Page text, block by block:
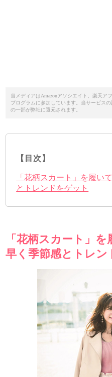
当メディアはAmazonアソシエイト、楽天ア
プログラムに参加しています。当サービス
の一部が弊社に還元されます。
【目次】
「花柄スカート」を履い
とトレンドをゲット
「花柄スカート」
早く季節感とトレン